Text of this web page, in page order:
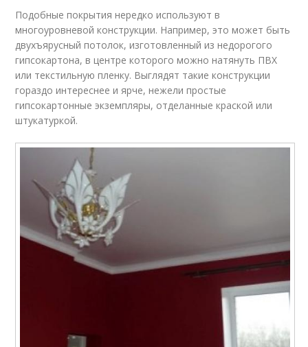
Подобные покрытия нередко используют в
многоуровневой конструкции. Например, это может быть
двухъярусный потолок, изготовленный из недорогого
гипсокартона, в центре которого можно натянуть ПВХ
или текстильную пленку. Выглядят такие конструкции
гораздо интереснее и ярче, нежели простые
гипсокартонные экземпляры, отделанные краской или
штукатуркой.